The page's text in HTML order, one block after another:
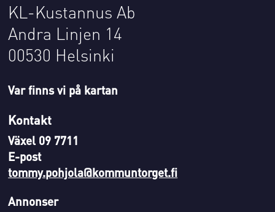
KL-Kustannus Ab
Andra Linjen 14
00530 Helsinki
Var finns vi på kartan
Kontakt
Växel 09 7711
E-post
tommy.pohjola@kommuntorget.fi
Annonser